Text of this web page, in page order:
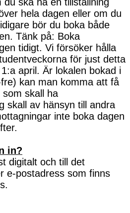
hela dagen eller om du
bör du boka både
Tänk på: Boka
tidigt. Vi försöker hålla
för just detta
april. Är lokalen bokad i
kan man komma att få
skall ha
skall av hänsyn till andra
inte boka dagen
in?
digitalt och till det
e-postadress som finns